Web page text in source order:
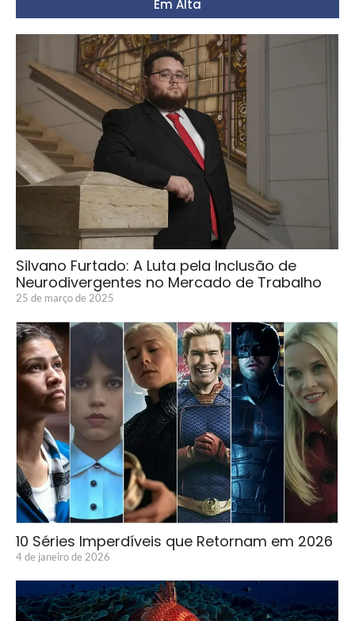
Em Alta
Silvano Furtado: A Luta pela Inclusão de
Neurodivergentes no Mercado de Trabalho
25 de março de 2025
10 Séries Imperdíveis que Retornam em 2026
4 de janeiro de 2026